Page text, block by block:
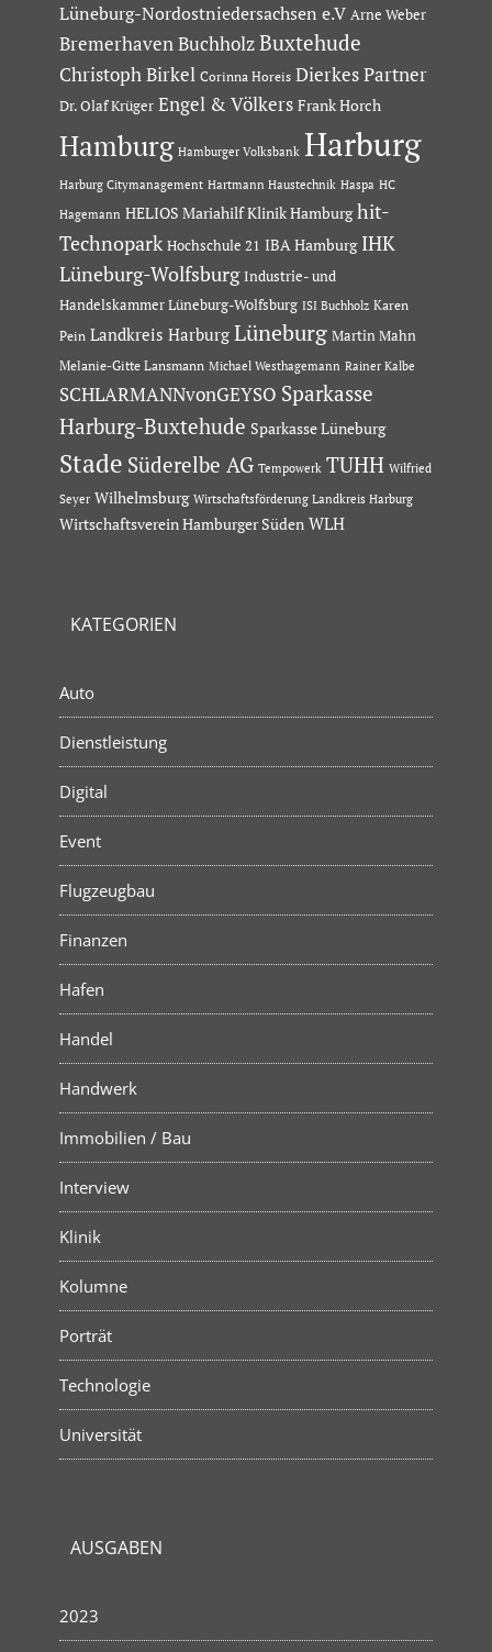
Lüneburg-Nordostniedersachsen e.V Arne Weber
Bremerhaven Buchholz Buxtehude
Christoph Birkel Corinna Horeis Dierkes Partner
Dr. Olaf Krüger Engel & Völkers Frank Horch
Hamburg Hamburger Volksbank Harburg
Harburg Citymanagement Hartmann Haustechnik Haspa HC
Hagemann HELIOS Mariahilf Klinik Hamburg hit-
Technopark Hochschule 21 IBA Hamburg IHK
Lüneburg-Wolfsburg Industrie- und
Handelskammer Lüneburg-Wolfsburg ISI Buchholz Karen
Pein Landkreis Harburg Lüneburg Martin Mahn
Melanie-Gitte Lansmann Michael Westhagemann Rainer Kalbe
SCHLARMANNvonGEYSO Sparkasse
Harburg-Buxtehude Sparkasse Lüneburg
Stade Süderelbe AG Tempowerk TUHH Wilfried
Seyer Wilhelmsburg Wirtschaftsförderung Landkreis Harburg
Wirtschaftsverein Hamburger Süden WLH
KATEGORIEN
Auto
Dienstleistung
Digital
Event
Flugzeugbau
Finanzen
Hafen
Handel
Handwerk
Immobilien / Bau
Interview
Klinik
Kolumne
Porträt
Technologie
Universität
AUSGABEN
2023